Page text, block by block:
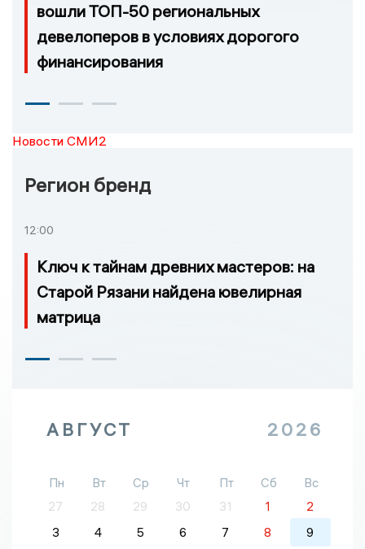
вошли ТОП-50 региональных
девелоперов в условиях дорогого
финансирования
Новости СМИ2
Регион бренд
12:00
Ключ к тайнам древних мастеров: на
Старой Рязани найдена ювелирная
матрица
АВГУСТ 2026
Пн Вт Ср Чт Пт Сб
Вс
27
28 29 30 31 1
2
3
4 5 6 7 8
9